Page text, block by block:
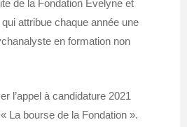
de la Fondation Evelyne et
attribue chaque année une
en formation non
l’appel à candidature 2021
La bourse de la Fondation ».